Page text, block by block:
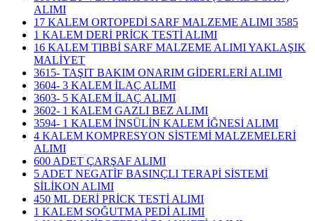
ALIMI
17 KALEM ORTOPEDİ SARF MALZEME ALIMI 3585
1 KALEM DERİ PRİCK TESTİ ALIMI
16 KALEM TIBBİ SARF MALZEME ALIMI YAKLAŞIK
MALİYET
3615- TAŞIT BAKIM ONARIM GİDERLERİ ALIMI
3604- 3 KALEM İLAÇ ALIMI
3603- 5 KALEM İLAÇ ALIMI
3602- 1 KALEM GAZLI BEZ ALIMI
3594- 1 KALEM İNSÜLİN KALEM İĞNESİ ALIMI
4 KALEM KOMPRESYON SİSTEMİ MALZEMELERİ
ALIMI
600 ADET ÇARŞAF ALIMI
5 ADET NEGATİF BASINÇLI TERAPİ SİSTEMİ
SİLİKON ALIMI
450 ML DERİ PRİCK TESTİ ALIMI
1 KALEM SOĞUTMA PEDİ ALIMI